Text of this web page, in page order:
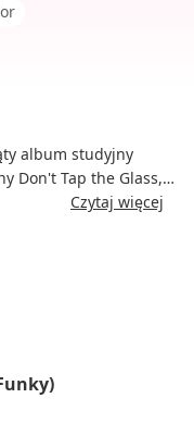
album studyjny
Don't Tap the Glass,
utworów „Pass the
łączy w sobie
nadając ton
Czytaj więcej